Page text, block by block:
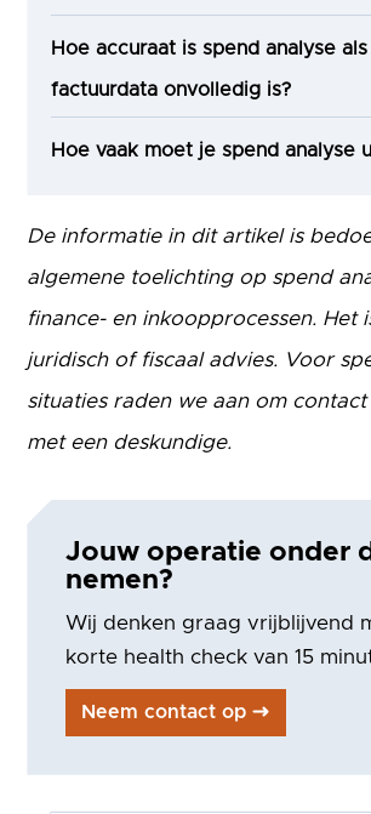
Jouw operatie onder
nemen?
Wij denken graag vrijblijvend
korte health check van 15
Neem contact op
Hoe accuraat is spend analyse
factuurdata onvolledig is?
Hoe vaak moet je spend analyse
De informatie in dit artikel is
algemene toelichting op spend
finance- en inkoopprocessen. Het
juridisch of fiscaal advies. Voor
situaties raden we aan om
met een deskundige.